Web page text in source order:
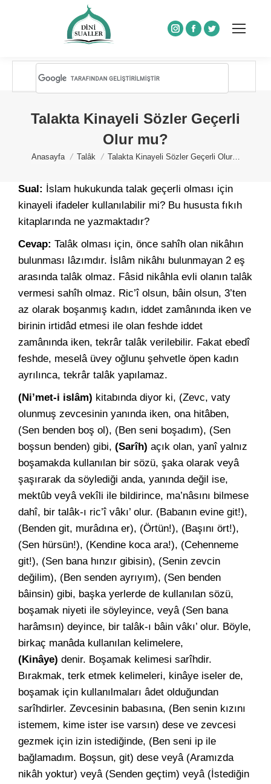
Instagram
Facebook
Twitter
Talakta Kinayeli Sözler Geçerli
Olur mu?
You are here:
Anasayfa Talâk Talakta Kinayeli Sözler Geçerli Olur…
Sual: İslam hukukunda talak geçerli olması için
kinayeli ifadeler kullanılabilir mi? Bu hususta fıkıh
kitaplarında ne yazmaktadır?
Cevap: Talâk olması için, önce sahîh olan nikâhın
bulunması lâzımdır. İslâm nikâhı bulunmayan 2 eş
arasında talâk olmaz. Fâsid nikâhla evli olanın talâk
vermesi sahîh olmaz. Ric’î olsun, bâin olsun, 3’ten
az olarak boşanmış kadın, iddet zamânında iken ve
birinin irtidâd etmesi ile olan feshde iddet
zamânında iken, tekrâr talâk verilebilir. Fakat ebedî
feshde, meselâ üvey oğlunu şehvetle öpen kadın
ayrılınca, tekrâr talâk yapılamaz.
(Ni’met-i islâm) kitabında diyor ki, (Zevc, vaty
olunmuş zevcesinin yanında iken, ona hitâben,
(Sen benden boş ol), (Ben seni boşadım), (Sen
boşsun benden) gibi, (Sarîh) açık olan, yanî yalnız
boşamakda kullanılan bir sözü, şaka olarak veyâ
şaşırarak da söylediği anda, yanında değil ise,
mektûb veyâ vekîli ile bildirince, ma’nâsını bilmese
dahî, bir talâk-ı ric’î vâkı’ olur. (Babanın evine git!),
(Benden git, murâdına er), (Örtün!), (Başını ört!),
(Sen hürsün!), (Kendine koca ara!), (Cehenneme
git!), (Sen bana hınzır gibisin), (Senin zevcin
değilim), (Ben senden ayrıyım), (Sen benden
bâinsin) gibi, başka yerlerde de kullanılan sözü,
boşamak niyeti ile söyleyince, veyâ (Sen bana
harâmsın) deyince, bir talâk-ı bâin vâkı’ olur. Böyle,
birkaç manâda kullanılan kelimelere,
(Kinâye) denir. Boşamak kelimesi sarîhdir.
Bırakmak, terk etmek kelimeleri, kinâye iseler de,
boşamak için kullanılmaları âdet olduğundan
sarîhdirler. Zevcesinin babasına, (Ben senin kızını
istemem, kime ister ise varsın) dese ve zevcesi
gezmek için izin istediğinde, (Ben seni ip ile
bağlamadım. Boşsun, git) dese veyâ (Aramızda
nikâh yoktur) veyâ (Senden geçtim) veyâ (İstediğin